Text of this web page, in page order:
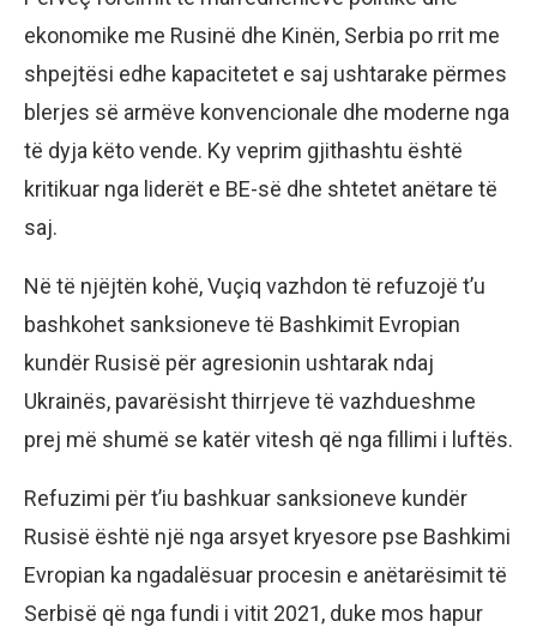
ekonomike me Rusinë dhe Kinën, Serbia po rrit me
shpejtësi edhe kapacitetet e saj ushtarake përmes
blerjes së armëve konvencionale dhe moderne nga
të dyja këto vende. Ky veprim gjithashtu është
kritikuar nga liderët e BE-së dhe shtetet anëtare të
saj.
Në të njëjtën kohë, Vuçiq vazhdon të refuzojë t’u
bashkohet sanksioneve të Bashkimit Evropian
kundër Rusisë për agresionin ushtarak ndaj
Ukrainës, pavarësisht thirrjeve të vazhdueshme
prej më shumë se katër vitesh që nga fillimi i luftës.
Refuzimi për t’iu bashkuar sanksioneve kundër
Rusisë është një nga arsyet kryesore pse Bashkimi
Evropian ka ngadalësuar procesin e anëtarësimit të
Serbisë që nga fundi i vitit 2021, duke mos hapur